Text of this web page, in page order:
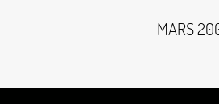
MARS